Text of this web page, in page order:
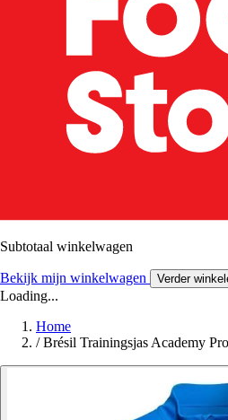
Subtotaal winkelwagen
Bekijk mijn winkelwagen Verder
Loading...
Home
/ Brésil Trainingsjas Academy